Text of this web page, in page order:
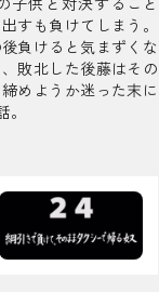
すも負けてしまう。
負けると気まずくな
敗北した後藤はその
めようか迷った末に